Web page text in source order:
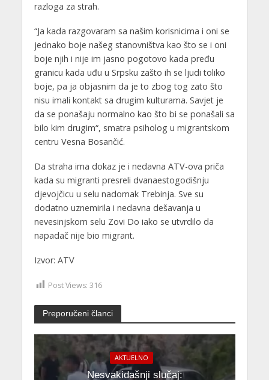
razloga za strah.
“Ja kada razgovaram sa našim korisnicima i oni se
jednako boje našeg stanovništva kao što se i oni
boje njih i nije im jasno pogotovo kada pređu
granicu kada uđu u Srpsku zašto ih se ljudi toliko
boje, pa ja objasnim da je to zbog tog zato što
nisu imali kontakt sa drugim kulturama. Savjet je
da se ponašaju normalno kao što bi se ponašali sa
bilo kim drugim“, smatra psiholog u migrantskom
centru Vesna Bosančić.
Da straha ima dokaz je i nedavna ATV-ova priča
kada su migranti presreli dvanaestogodišnju
djevojčicu u selu nadomak Trebinja. Sve su
dodatno uznemirila i nedavna dešavanja u
nevesinjskom selu Zovi Do iako se utvrdilo da
napadač nije bio migrant.
Izvor: ATV
Post Views: 316
Preporučeni članci
AKTUELNO
Nesvakidašnji slučaj: